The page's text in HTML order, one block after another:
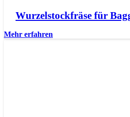
Wurzelstockfräse für
Mehr erfahren